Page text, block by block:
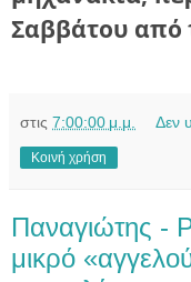
Σαββάτου από
στις 7:00:00 μ.μ. Δεν
Κοινή χρήση
Παναγιώτης -
μικρό